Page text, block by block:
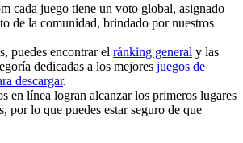
cada juego tiene un voto global, asignado
de la comunidad, brindado por nuestros
puedes encontrar el ránking general y las
dedicadas a los mejores juegos de
descargar.
en línea logran alcanzar los primeros lugares
por lo que puedes estar seguro de que